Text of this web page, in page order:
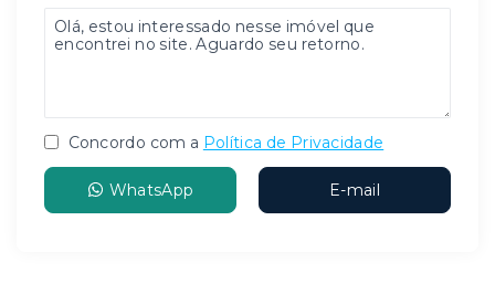
Concordo com a Política de Privacidade
WhatsApp E-mail